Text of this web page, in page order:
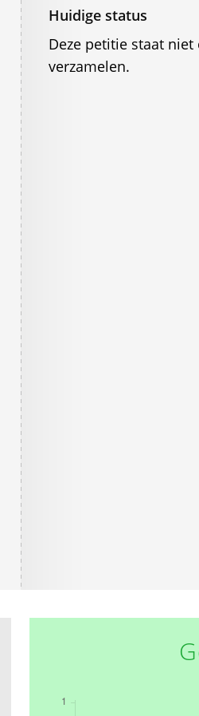
Huidige status
Deze petitie staat
verzamelen.